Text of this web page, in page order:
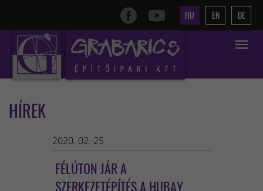
HU EN DE
Toggle
HÍREK
2020. 02. 25
FÉLÚTON JÁR A
SZERKEZETÉPÍTÉS A HUBAY